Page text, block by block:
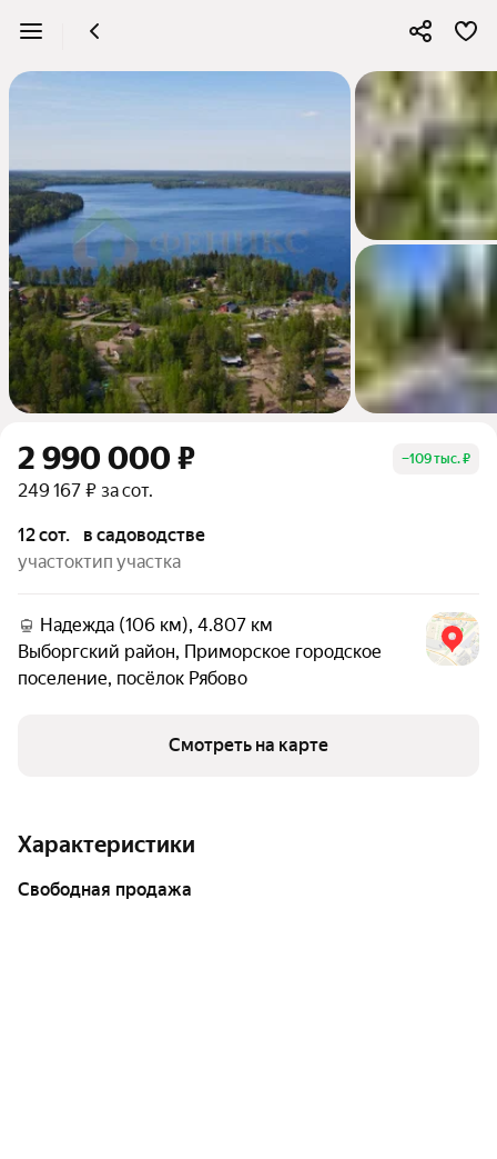
2 990 000 ₽ −109 тыс. ₽
249 167 ₽ за сот.
12 сот.
участок
в садоводстве
тип участка
Надежда (106 км), 4.807 км
Выборгский район, Приморское городское
поселение, посёлок Рябово
Смотреть на карте
Характеристики
свободная продажа